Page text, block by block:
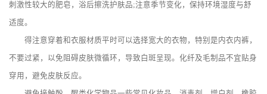
刺激性较大的肥皂，浴后擦洗护肤品;注意季节变化，保持环境湿度与舒
适度。
得注意穿着和衣服材质平时可以选择宽大的衣物，特别是内衣内裤，
不要过紧，以免阻碍皮肤微循环，导致白斑呈现。化纤及毛制品不宜贴身
穿用，避免皮肤反应。